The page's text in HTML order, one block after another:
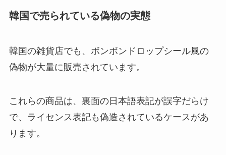
韓国で売られている偽物の実態
韓国の雑貨店でも、ボンボンドロップシール風の
偽物が大量に販売されています。
これらの商品は、裏面の日本語表記が誤字だらけ
で、ライセンス表記も偽造されているケースがあ
ります。